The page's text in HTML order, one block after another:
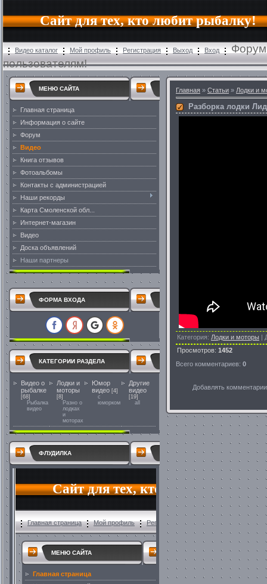
Сайт для тех, кто любит рыбалку!
Видео каталог Мой профиль Регистрация Выход Вход
Форум
пользователям!
МЕНЮ САЙТА
Главная страница
Информация о сайте
Форум
Видео
Книга отзывов
Фотоальбомы
Контакты с администрацией
Наши рекорды
Карта Смоленской обл...
Интернет-магазин
Видео
Доска объявлений
Наши партнеры
ФОРМА ВХОДА
КАТЕГОРИИ РАЗДЕЛА
Видео о
рыбалке
[68]
Рыбалка
видео
Лодки и
моторы
[8]
Разно о
лодках
и
моторах
Юмор
видео [4]
с
юморком
Другие
видео
[19]
all
ФЛУДИЛКА
Главная » Статьи » Лодки и
Разборка лодки
Категория: Лодки и моторы |
Просмотров: 1452
Всего комментариев: 0
Добавлять